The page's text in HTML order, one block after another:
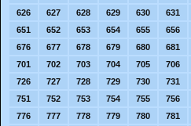
626
627 628 629 630 631
651
652 653 654 655 656
676
677 678 679 680 681
701
702 703 704 705 706
726
727 728 729 730 731
751
752 753 754 755 756
776
777 778 779 780 781